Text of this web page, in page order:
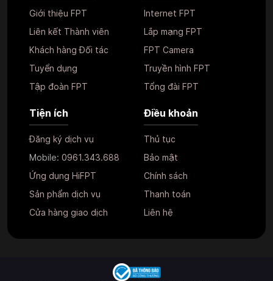
Giới thiệu FPT
Liên kết Thành viên
Khách hàng Đối tác
Tuyển dụng
Tập đoàn FPT
Internet FPT
Lắp mạng FPT
FPT Camera
Truyền hình FPT
Tổng đài FPT
Tiện ích
Đăng ký dịch vụ
Mobile: 0961.343.688
Ứng dụng HiFPT
Sản phẩm dịch vụ
Cửa hàng giao dịch
Điều khoản
Thủ tục
Bảo mật
Chính sách
Thanh toán
Liên hệ